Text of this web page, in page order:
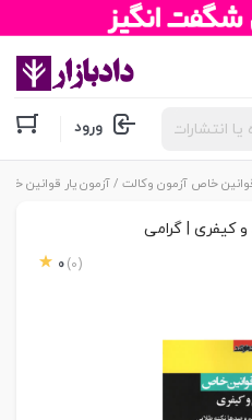
ورود
خاص آزمون وکالت / آزمون یار قوانین
کیفری | گرامی
0 (0)